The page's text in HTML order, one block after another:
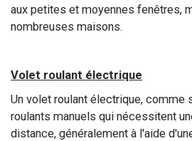
aux petites et moyennes fenêtres,
nombreuses maisons.
Volet roulant électrique
Un volet roulant électrique, comme
roulants manuels qui nécessitent
distance, généralement à l'aide